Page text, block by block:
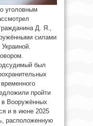
уголовным
Д. Я.,
силами
был
пройти
в Вооружённых
и в июне 2025
расположенную